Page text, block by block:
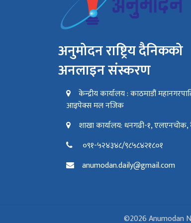
अनुमोदन राष्ट्रिय दैनिकको
अनलाइन संस्करण
केन्द्रीय कार्यालय : काठमाडौं
आइपेक्स मल नजिक
शाखा कार्यालय: धनगढी-१,
०९१-५२४३४८/९८५८४२१८०१
anumodan.daily@gmail.com
©2026 Anumodan